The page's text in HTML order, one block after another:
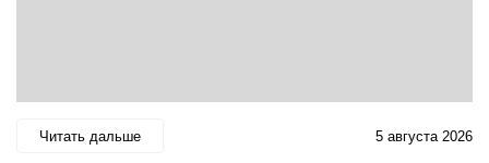
Читать дальше 5 августа 2026